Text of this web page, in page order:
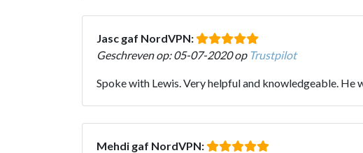
Jasc gaf NordVPN:
Geschreven op: 05-07-2020 op Trustpilot
Spoke with Lewis. Very helpful and knowledgeable.
Mehdi gaf NordVPN: